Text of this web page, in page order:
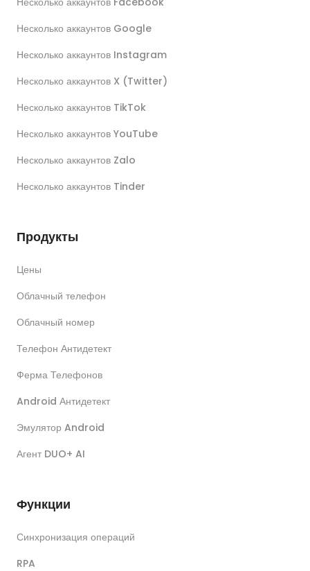
Несколько аккаунтов Google
Несколько аккаунтов Instagram
Несколько аккаунтов X (Twitter)
Несколько аккаунтов TikTok
Несколько аккаунтов YouTube
Несколько аккаунтов Zalo
Несколько аккаунтов Tinder
Продукты
Цены
Облачный телефон
Облачный номер
Телефон Антидетект
Ферма Телефонов
Android Антидетект
Эмулятор Android
Агент DUO+ AI
Функции
Синхронизация операций
RPA